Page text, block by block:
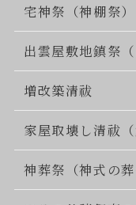
宅神祭（神棚祭）
出雲屋敷地鎮祭
増改築清祓
家屋取壊し清祓（
神葬祭（神式の葬